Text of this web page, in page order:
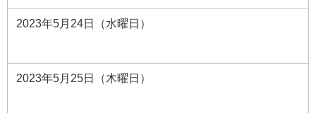
2023年5月24日（水曜日）
2023年5月25日（木曜日）